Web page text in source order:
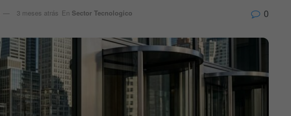
3 meses atrás En Sector Tecnologico 0